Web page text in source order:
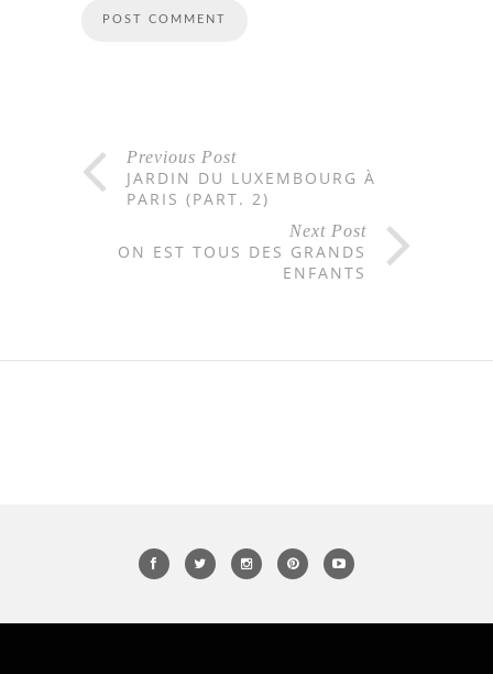
Previous Post
JARDIN DU LUXEMBOURG À
PARIS (PART. 2)
Next Post
ON EST TOUS DES GRANDS
ENFANTS